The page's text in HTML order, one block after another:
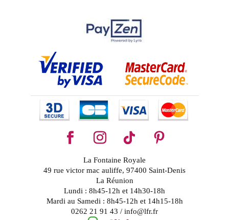
La Fontaine Royale
49 rue victor mac auliffe, 97400 Saint-Denis
La Réunion
Lundi : 8h45-12h et 14h30-18h
Mardi au Samedi : 8h45-12h et 14h15-18h
0262 21 91 43 / info@lfr.fr